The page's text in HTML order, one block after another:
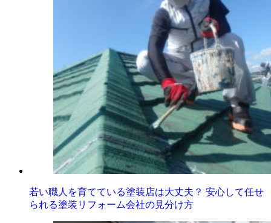
若い職人を育てている塗装店は大丈夫？ 安心して任せ
られる塗装リフォーム会社の見分け方